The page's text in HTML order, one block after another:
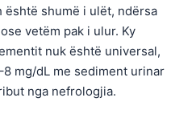
shumë i ulët, ndërsa
vetëm pak i ulur. Ky
nuk është universal,
mg/dL me sediment urinar
nga nefrologjia.